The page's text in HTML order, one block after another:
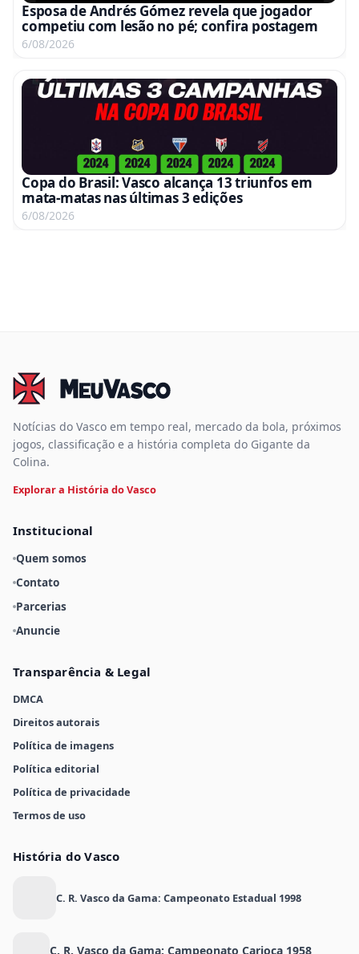
Esposa de Andrés Gómez revela que jogador
competiu com lesão no pé; confira postagem
6/08/2026
Copa do Brasil: Vasco alcança 13 triunfos em
mata-matas nas últimas 3 edições
6/08/2026
Notícias do Vasco em tempo real, mercado da bola, próximos
jogos, classificação e a história completa do Gigante da
Colina.
Explorar a História do Vasco
Institucional
Quem somos
Contato
Parcerias
Anuncie
Transparência & Legal
DMCA
Direitos autorais
Política de imagens
Política editorial
Política de privacidade
Termos de uso
História do Vasco
C. R. Vasco da Gama: Campeonato Estadual 1998
C. R. Vasco da Gama: Campeonato Carioca 1958